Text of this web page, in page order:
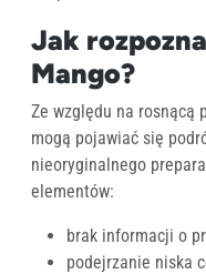
Jak
Mango?
Ze względu na rosnącą
mogą pojawiać się
nieoryginalnego
elementów:
brak informacji o
podejrzanie niska